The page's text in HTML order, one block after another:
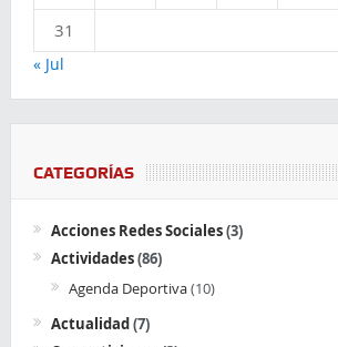
31
« Jul
CATEGORÍAS
Acciones Redes Sociales(3)
Actividades(86)
Agenda Deportiva(10)
Actualidad (7)